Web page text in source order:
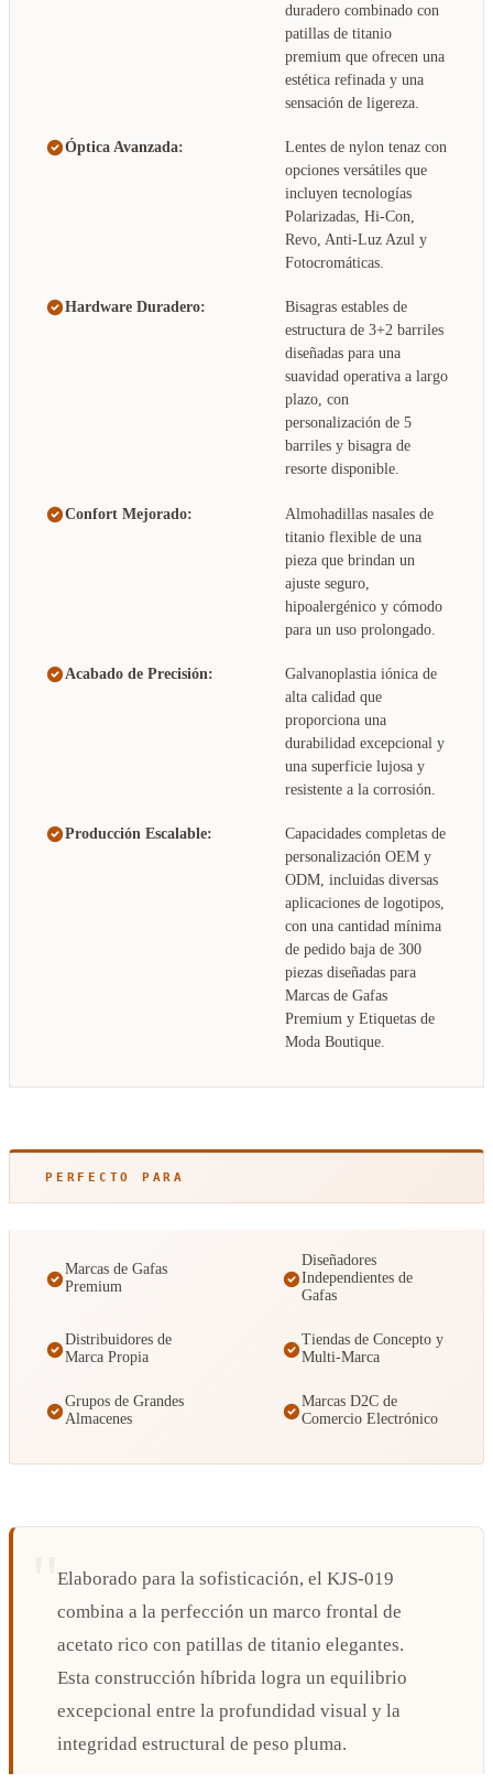
duradero combinado con
patillas de titanio
premium que ofrecen una
estética refinada y una
sensación de ligereza.
Óptica Avanzada:
Lentes de nylon tenaz con
opciones versátiles que
incluyen tecnologías
Polarizadas, Hi-Con,
Revo, Anti-Luz Azul y
Fotocromáticas.
Hardware Duradero:
Bisagras estables de
estructura de 3+2 barriles
diseñadas para una
suavidad operativa a largo
plazo, con
personalización de 5
barriles y bisagra de
resorte disponible.
Confort Mejorado:
Almohadillas nasales de
titanio flexible de una
pieza que brindan un
ajuste seguro,
hipoalergénico y cómodo
para un uso prolongado.
Acabado de Precisión:
Galvanoplastia iónica de
alta calidad que
proporciona una
durabilidad excepcional y
una superficie lujosa y
resistente a la corrosión.
Producción Escalable:
Capacidades completas de
personalización OEM y
ODM, incluidas diversas
aplicaciones de logotipos,
con una cantidad mínima
de pedido baja de 300
piezas diseñadas para
Marcas de Gafas
Premium y Etiquetas de
Moda Boutique.
PERFECTO PARA
Marcas de Gafas
Premium
Diseñadores
Independientes de
Gafas
Distribuidores de
Marca Propia
Tiendas de Concepto y
Multi-Marca
Grupos de Grandes
Almacenes
Marcas D2C de
Comercio Electrónico
Elaborado para la sofisticación, el KJS-019
combina a la perfección un marco frontal de
acetato rico con patillas de titanio elegantes.
Esta construcción híbrida logra un equilibrio
excepcional entre la profundidad visual y la
integridad estructural de peso pluma.